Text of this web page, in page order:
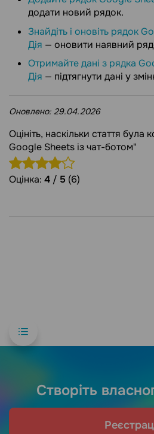
додати новий рядок.
Знайдіть і оновіть рядок
Дія — оновити наявний
Отримайте дані з рядка
Дія — підтягнути дані у
Оновлено: 29.04.2026
Оцініть, наскільки стаття
Google Sheets із чат-ботом"
Оцінка: 4 / 5 (6)
Створіть